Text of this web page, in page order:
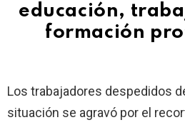
educación,
formación
Los trabajadores despedidos
situación se agravó por el